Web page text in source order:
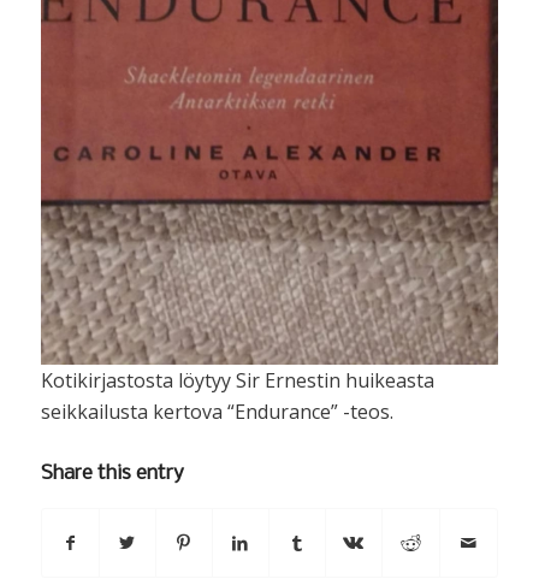
Kotikirjastosta löytyy Sir Ernestin huikeasta
seikkailusta kertova “Endurance” -teos.
Share this entry